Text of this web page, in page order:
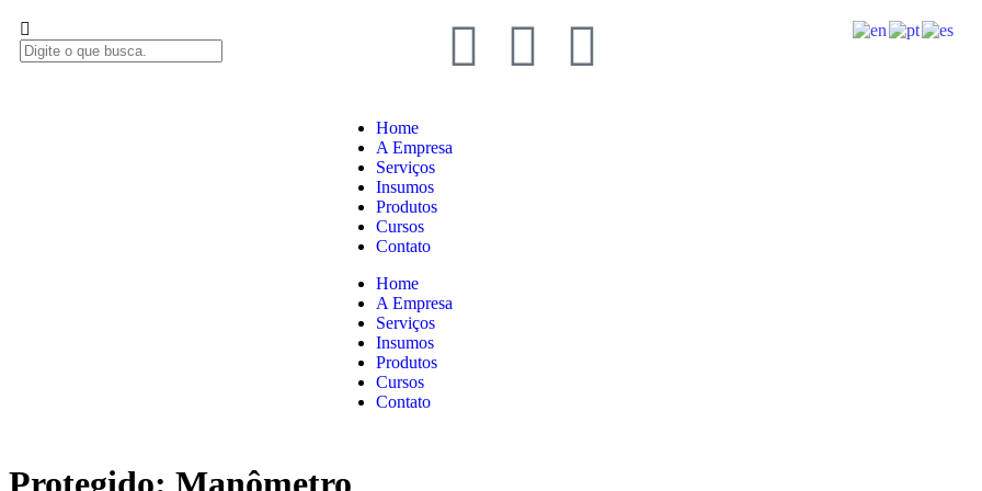
Home
A Empresa
Serviços
Insumos
Produtos
Cursos
Contato
Home
A Empresa
Serviços
Insumos
Produtos
Cursos
Contato